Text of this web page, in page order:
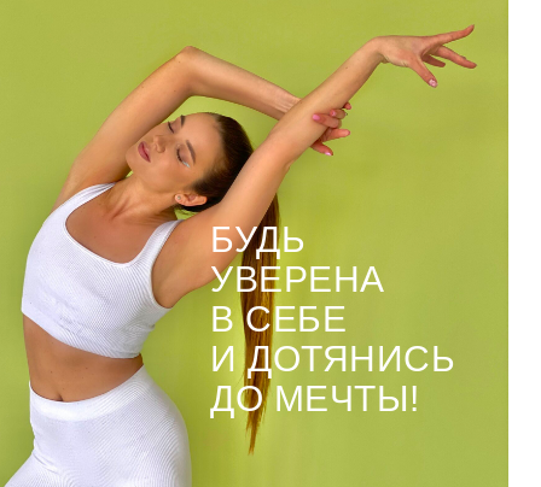
БУДЬ
УВЕРЕНА
В СЕБЕ
И ДОТЯНИСЬ
ДО МЕЧТЫ!